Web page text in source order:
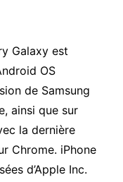
Galaxy est
OS
de Samsung
ainsi que sur
la dernière
Chrome. iPhone
d’Apple Inc.